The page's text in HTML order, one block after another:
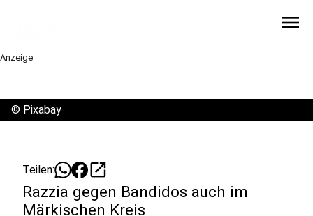
menu
Anzeige
© Pixabay
Teilen: open_in_new
Razzia gegen Bandidos auch im
Märkischen Kreis